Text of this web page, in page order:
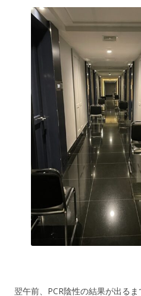
翌午前、PCR陰性の結果が出るま